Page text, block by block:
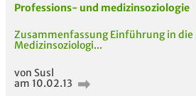
Passende Stellenanzeigen
Professions- und medizinsoziologie
Zusammenfassung Einführung in
Medizinsoziologi...
von Susl
am 10.02.13